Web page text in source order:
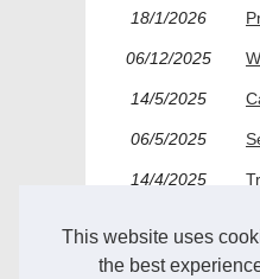
This website uses
the best
18/1/2026
06/12/2025
14/5/2025
06/5/2025
14/4/2025
23/4/2024